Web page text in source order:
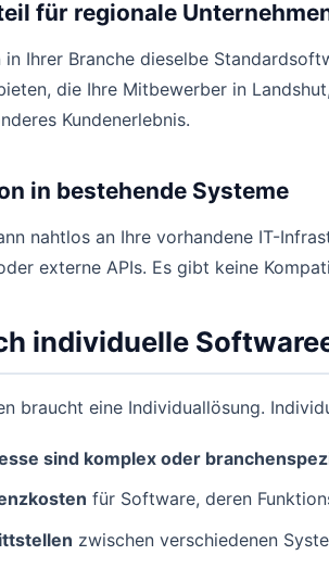
für regionale
in Ihrer Branche dieselbe
die Ihre Mitbewerber in
Kundenerlebnis.
in bestehende Systeme
nahtlos an Ihre vorhandene IT-
externe APIs. Es gibt keine
individuelle
braucht eine Individuallösung.
sind komplex oder
für Software, deren
zwischen verschiedenen